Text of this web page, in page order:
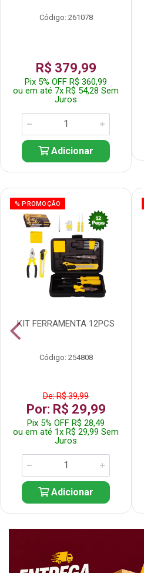
Código: 261078
R$ 379,99
Pix 5% OFF R$ 360,99
ou em até 7x R$ 54,28 Sem
Juros
Adicionar
% PROMOÇÃO
KIT FERRAMENTA 12PCS
Código: 254808
De: R$ 39,99
Por: R$ 29,99
Pix 5% OFF R$ 28,49
ou em até 1x R$ 29,99 Sem
Juros
Adicionar